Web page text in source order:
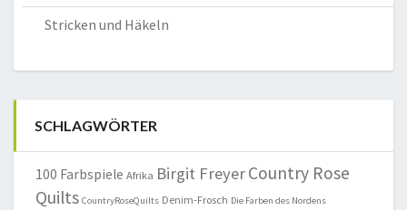
Stricken und Häkeln
SCHLAGWÖRTER
100 Farbspiele Afrika Birgit FreyerCountry Rose
Quilts CountryRoseQuilts Denim-Frosch Die Farben des Nordens